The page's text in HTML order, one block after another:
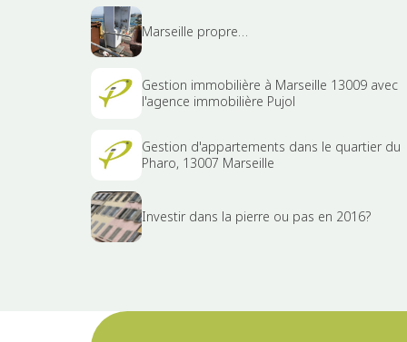
Marseille propre…
Gestion immobilière à Marseille 13009 avec
l'agence immobilière Pujol
Gestion d'appartements dans le quartier du
Pharo, 13007 Marseille
Investir dans la pierre ou pas en 2016?